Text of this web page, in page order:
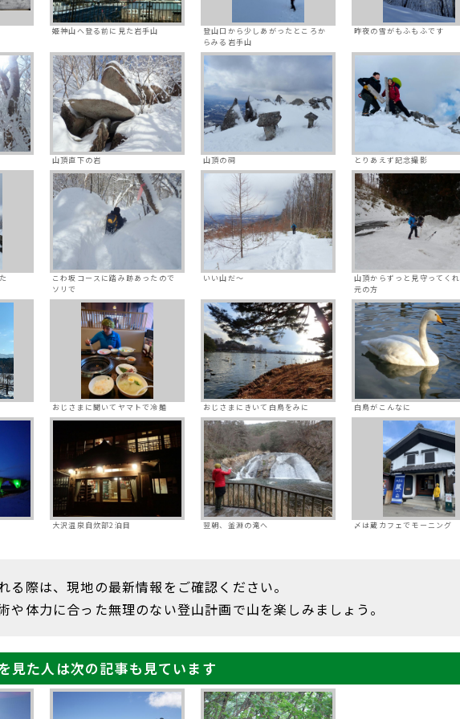
姫神山へ登る前に見た岩手山
登山口から少しあがったところか
らみる岩手山
昨夜の雪がもふもふです
山頂直下の岩 山頂の祠 とりあえず記念撮影
こわ坂コースに踏み跡あったので
ソリで
いい山だ～
山頂からずっと見守ってく
元の方
おじさまに聞いてヤマトで冷麺 おじさまにきいて白鳥をみに 白鳥がこんなに
大沢温泉自炊部2泊目 翌朝、釜淵の滝へ 〆は蔵カフェでモーニング
る際は、現地の最新情報をご確認ください。
や体力に合った無理のない登山計画で山を楽しみましょう。
見た人は次の記事も見ています